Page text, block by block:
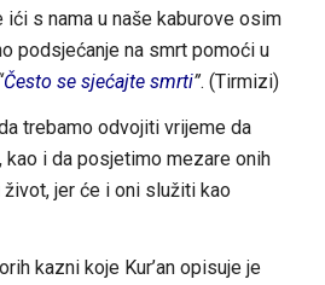
s nama u naše kaburove osim
podsjećanje na smrt pomoći u
Često se sjećajte smrti”. (Tirmizi)
trebamo odvojiti vrijeme da
i da posjetimo mezare onih
jer će i oni služiti kao
kazni koje Kur’an opisuje je